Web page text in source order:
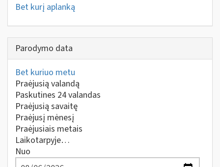
Bet kurį aplanką
Parodymo data
Bet kuriuo metu
Praėjusią valandą
Paskutines 24 valandas
Praėjusią savaitę
Praėjusį mėnesį
Praėjusiais metais
Laikotarpyje…
Nuo